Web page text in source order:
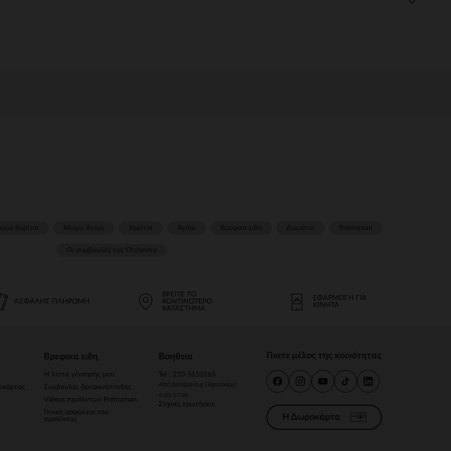
ΑΣΦΑΛΉΣ ΠΛΗΡΩΜΉ
ΒΡΕΊΤΕ ΤΟ
ΚΟΝΤΙΝΌΤΕΡΟ
ΚΑΤΆΣΤΗΜΑ
ΕΦΑΡΜΟΓΉ ΓΙΑ
ΚΙΝΗΤΆ
Βρεφικα ειδη
Η λίστα γέννησής μου
Συμβουλές βρεφανάπτυξης
Videos προϊόντων Prémaman
Γενική ασφάλεια του
προϊόντος
Βοηθεια
Tel : 210-5610163
Από Δευτέρα έως Παρασκευή
9.00-17.00
Συχνές ερωτήσεις
Γίνετε μέλος της κοινότητας
Η Δωροκάρτα